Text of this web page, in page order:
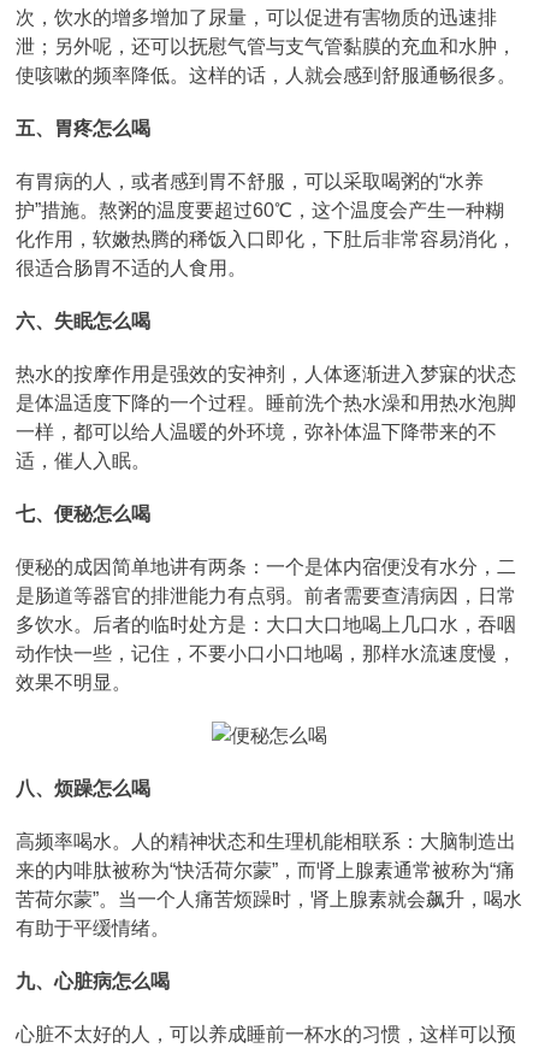
次，饮水的增多增加了尿量，可以促进有害物质的迅速排
泄；另外呢，还可以抚慰气管与支气管黏膜的充血和水肿，
使咳嗽的频率降低。这样的话，人就会感到舒服通畅很多。
五、胃疼怎么喝
有胃病的人，或者感到胃不舒服，可以采取喝粥的“水养
护”措施。熬粥的温度要超过60℃，这个温度会产生一种糊
化作用，软嫩热腾的稀饭入口即化，下肚后非常容易消化，
很适合肠胃不适的人食用。
六、失眠怎么喝
热水的按摩作用是强效的安神剂，人体逐渐进入梦寐的状态
是体温适度下降的一个过程。睡前洗个热水澡和用热水泡脚
一样，都可以给人温暖的外环境，弥补体温下降带来的不
适，催人入眠。
七、便秘怎么喝
便秘的成因简单地讲有两条：一个是体内宿便没有水分，二
是肠道等器官的排泄能力有点弱。前者需要查清病因，日常
多饮水。后者的临时处方是：大口大口地喝上几口水，吞咽
动作快一些，记住，不要小口小口地喝，那样水流速度慢，
效果不明显。
八、烦躁怎么喝
高频率喝水。人的精神状态和生理机能相联系：大脑制造出
来的内啡肽被称为“快活荷尔蒙”，而肾上腺素通常被称为“痛
苦荷尔蒙”。当一个人痛苦烦躁时，肾上腺素就会飙升，喝水
有助于平缓情绪。
九、心脏病怎么喝
心脏不太好的人，可以养成睡前一杯水的习惯，这样可以预